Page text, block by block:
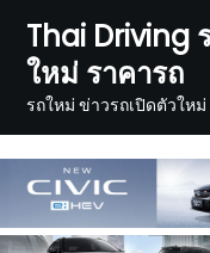
content
Thai Driving
ใหม่ ราคารถ
รถใหม่ ข่าวรถเปิดตัวให